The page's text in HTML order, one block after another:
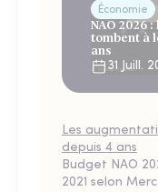
Économie
NAO 2026
tombent à
ans
31 Juill.
Les
depuis 4 ans
Budget NAO
2021 selon